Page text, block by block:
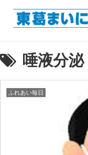
唾液分泌
ふれあい毎日